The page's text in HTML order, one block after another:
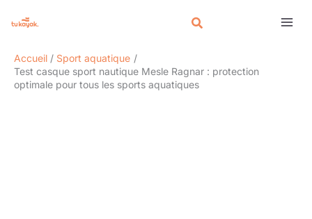
Accueil
Sport aquatique
Test casque sport nautique Mesle Ragnar : protection
optimale pour tous les sports aquatiques